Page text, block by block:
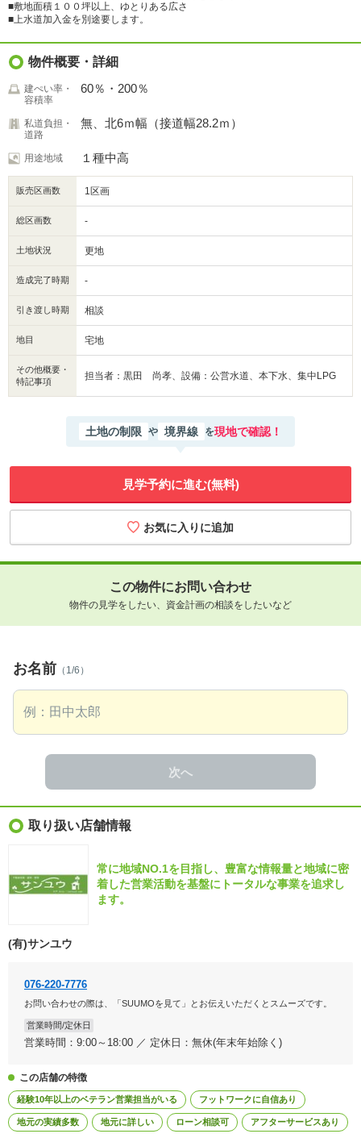
■敷地面積１００坪以上、ゆとりある広さ
■上水道加入金を別途要します。
物件概要・詳細
建ぺい率・
容積率
60％・200％
私道負担・
道路
無、北6ｍ幅（接道幅28.2ｍ）
用途地域 １種中高
販売区画数 1区画
総区画数 -
土地状況 更地
造成完了時期 -
引き渡し時期 相談
地目 宅地
その他概要・
特記事項
担当者：黒田 尚孝、設備：公営水道、本下水、集中LPG
土地の制限 や 境界線 を現地で確認！
見学予約に進む(無料)
この物件にお問い合わせ
物件の見学をしたい、資金計画の相談をしたいなど
お名前 （1/6）
次へ
取り扱い店舗情報
常に地域NO.1を目指し、豊富な情報量と地域に密
着した営業活動を基盤にトータルな事業を追求し
ます。
(有)サンユウ
076-220-7776
お問い合わせの際は、「SUUMOを見て」とお伝えいただくとスムーズです。
営業時間/定休日
営業時間：9:00～18:00 ／ 定休日：無休(年末年始除く)
この店舗の特徴
経験10年以上のベテラン営業担当がいる フットワークに自信あり
地元の実績多数 地元に詳しい ローン相談可 アフターサービスあり